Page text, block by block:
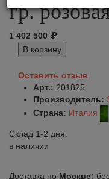
гр.
1 402 500
В корзину
Оставить отзыв
Арт.: 201825
Производитель:
Страна: Италия
Склад 1-2 дня:
в наличии
Доставка по Москве: